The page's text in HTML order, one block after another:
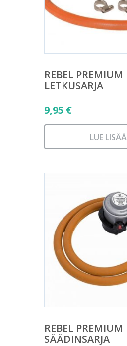
REBEL PREMIUM
LETKUSARJA
9,95 €
LUE
REBEL PREMIUM
SÄÄDINSARJA